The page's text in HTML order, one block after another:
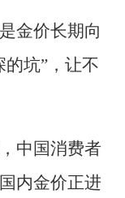
金价长期向
坑”，让不
中国消费者
内金价正进